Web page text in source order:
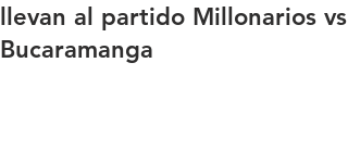
llevan al partido Millonarios vs
Bucaramanga